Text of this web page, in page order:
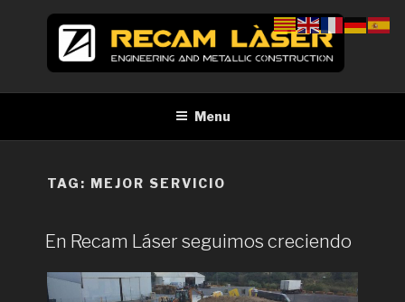
RECAM LÀSER
Menu
TAG: MEJOR SERVICIO
En Recam Láser seguimos creciendo